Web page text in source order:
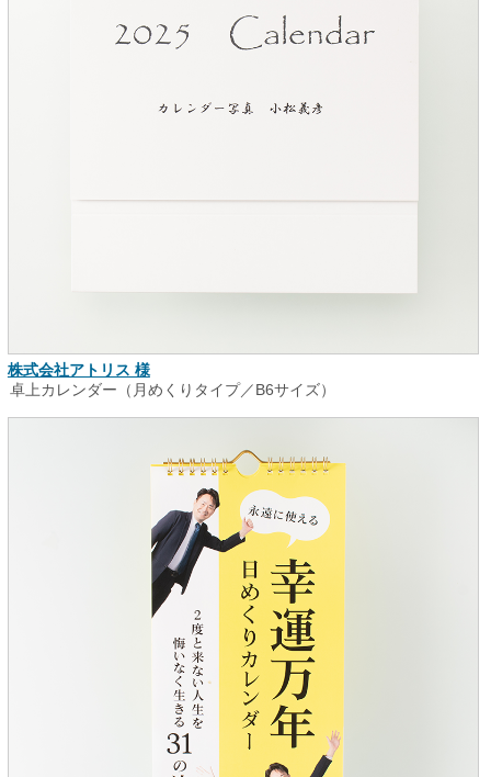
株式会社アトリス 様
卓上カレンダー（月めくりタイプ／B6サイズ）